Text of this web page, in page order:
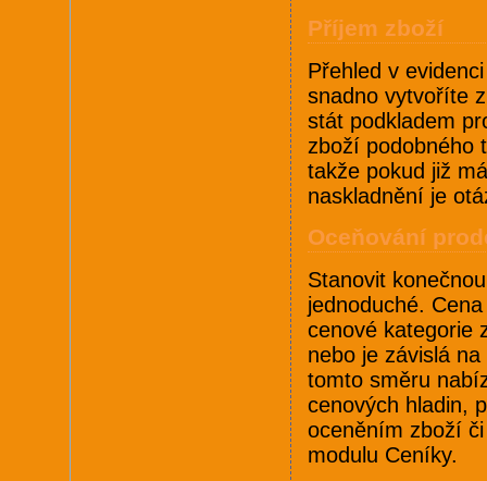
Příjem zboží
Přehled v
snadno vytvoříte
stát podkladem
zboží podobného
takže pokud již
naskladnění je
Oceňování
Stanovit
jednoduché.
cenové kategorie
nebo je závislá
tomto směru
cenových hladin,
oceněním zboží
modulu Ceníky.